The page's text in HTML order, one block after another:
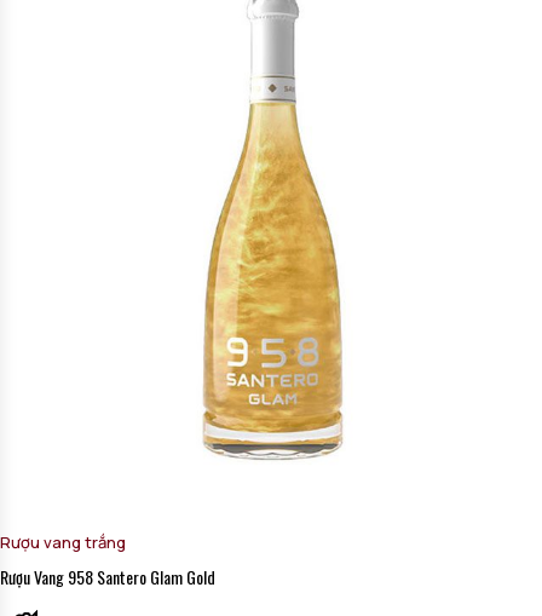
Rượu vang trắng
Rượu Vang 958 Santero Glam Gold